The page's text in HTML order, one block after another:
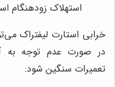
استهلاک زودهنگام
خرابی استارت لیفتراک
در صورت عدم توجه به
تعمیرات سنگین شود: